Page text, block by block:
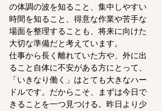
の体調の波を知ること、集中しやすい
時間を知ること、得意な作業や苦手な
場面を整理することも、将来に向けた
大切な準備だと考えています。
仕事から長く離れていた方や、外に出
ること自体に不安がある方にとって、
「いきなり働く」はとても大きなハー
ドルです。だからこそ、まずは今日で
きることを一つ見つける。昨日より少